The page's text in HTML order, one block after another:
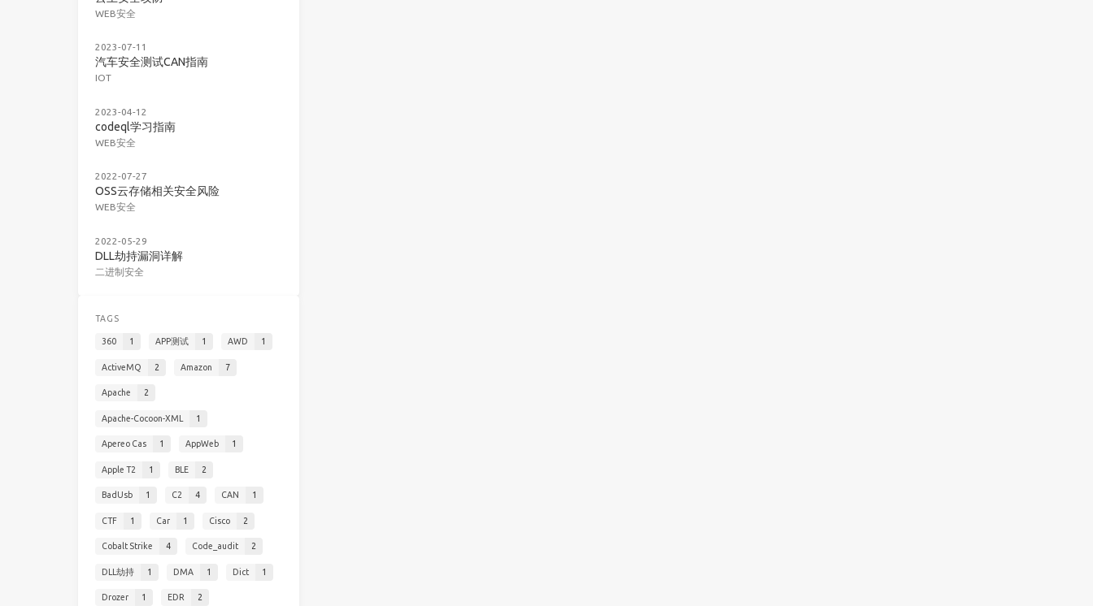
WEB安全
2023-07-11
汽车安全测试CAN指南
IOT
2023-04-12
codeql学习指南
WEB安全
2022-07-27
OSS云存储相关安全风险
WEB安全
2022-05-29
DLL劫持漏洞详解
二进制安全
TAGS
360 1 APP测试 1 AWD 1
ActiveMQ 2 Amazon 7
Apache 2
Apache-Cocoon-XML 1
Apereo Cas 1 AppWeb 1
Apple T2 1 BLE 2
BadUsb 1 C2 4 CAN 1
CTF 1 Car 1 Cisco 2
Cobalt Strike 4 Code_audit 2
DLL劫持 1 DMA 1 Dict 1
Drozer 1 EDR 2